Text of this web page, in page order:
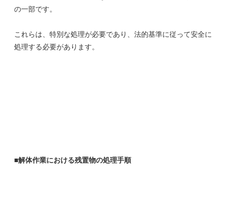
の一部です。
これらは、特別な処理が必要であり、法的基準に従って安全に
処理する必要があります。
■解体作業における残置物の処理手順